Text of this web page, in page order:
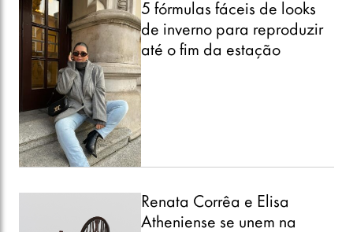
5 fórmulas fáceis de looks
de inverno para reproduzir
até o fim da estação
Renata Corrêa e Elisa
Atheniense se unem na